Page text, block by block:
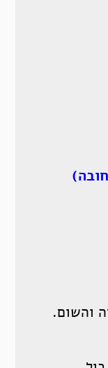
והשום.